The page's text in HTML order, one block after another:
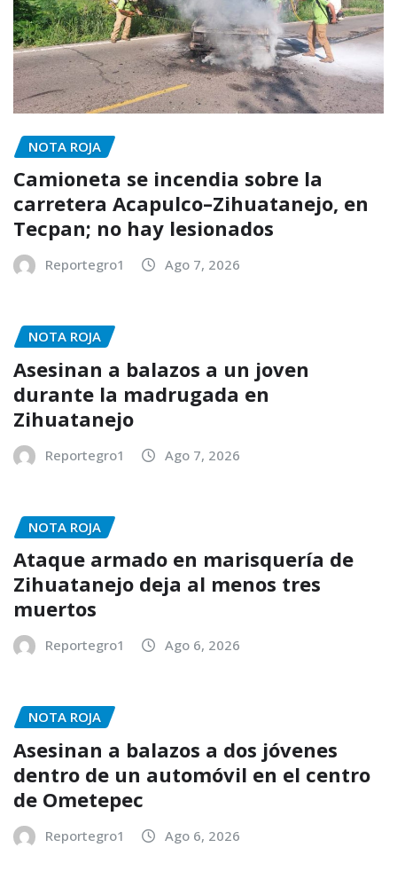
NOTA ROJA
Camioneta se incendia sobre la
carretera Acapulco–Zihuatanejo, en
Tecpan; no hay lesionados
Reportegro1 Ago 7, 2026
NOTA ROJA
Asesinan a balazos a un joven
durante la madrugada en
Zihuatanejo
Reportegro1 Ago 7, 2026
NOTA ROJA
Ataque armado en marisquería de
Zihuatanejo deja al menos tres
muertos
Reportegro1 Ago 6, 2026
NOTA ROJA
Asesinan a balazos a dos jóvenes
dentro de un automóvil en el centro
de Ometepec
Reportegro1 Ago 6, 2026